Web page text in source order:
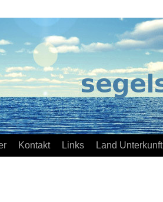
Kontakt Links Land Unterkunft